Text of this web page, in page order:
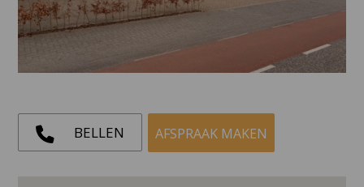
BELLEN AFSPRAAK MAKEN